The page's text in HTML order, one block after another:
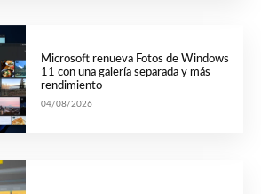
Microsoft renueva Fotos de Windows
11 con una galería separada y más
rendimiento
04/08/2026